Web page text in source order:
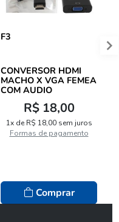
F3
CONVERSOR HDMI
MACHO X VGA FEMEA
COM AUDIO
R$ 18,00
1x de R$ 18,00 sem juros
Formas de pagamento
Comprar